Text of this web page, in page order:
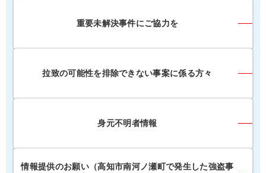
重要未解決事件にご協力を
拉致の可能性を排除できない事案に係る方々
身元不明者情報
情報提供のお願い（高知市南河ノ瀬町で発生した強盗事